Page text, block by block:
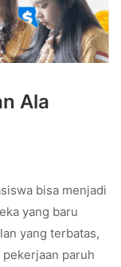
Ala
bisa menjadi
yang baru
yang terbatas,
paruh